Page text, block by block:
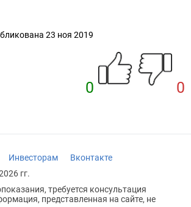
23 ноя 2019
0 0
Инвесторам
Вконтакте
гг.
требуется консультация
представленная на сайте, не